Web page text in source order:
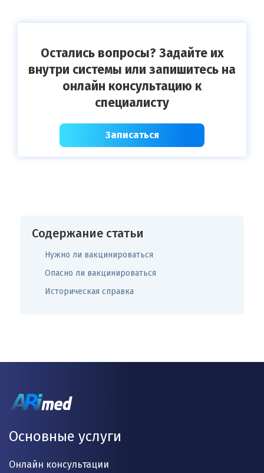
Остались вопросы? Задайте их
внутри системы или запишитесь на
онлайн консультацию к
специалисту
Записаться
Содержание статьи
Нужно ли вакцинироваться
Опасно ли вакцинироваться
Историческая справка
Основные услуги
Онлайн консультации